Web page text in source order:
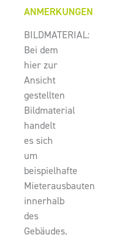
ANMERKUNGEN
BILDMATERIAL:
Bei dem
hier zur
Ansicht
gestellten
Bildmaterial
handelt
es sich
um
beispielhafte
Mieterausbauten
innerhalb
des
Gebäudes.